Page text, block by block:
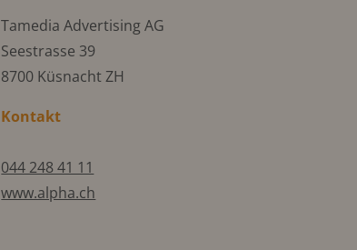
Tamedia Advertising AG
Seestrasse 39
8700 Küsnacht ZH
Kontakt
044 248 41 11
www.alpha.ch